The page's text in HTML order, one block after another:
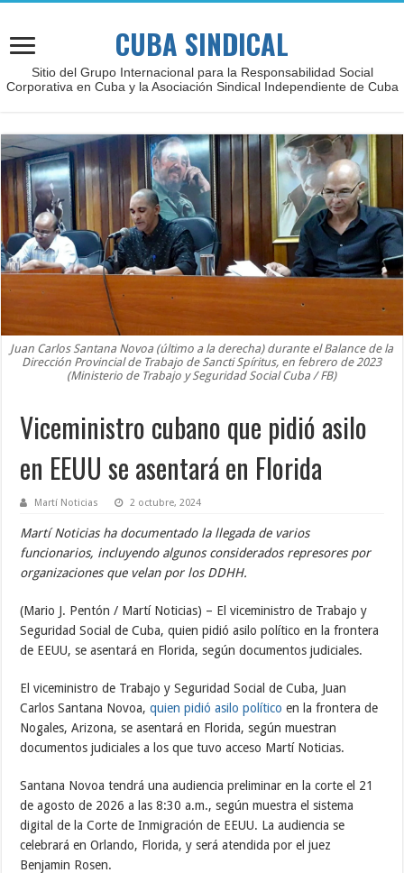
CUBA SINDICAL
Sitio del Grupo Internacional para la Responsabilidad Social
Corporativa en Cuba y la Asociación Sindical Independiente de Cuba
Juan Carlos Santana Novoa (último a la derecha) durante el Balance de la
Dirección Provincial de Trabajo de Sancti Spíritus, en febrero de 2023
(Ministerio de Trabajo y Seguridad Social Cuba / FB)
Viceministro cubano que pidió asilo
en EEUU se asentará en Florida
Martí Noticias 2 octubre, 2024
Martí Noticias ha documentado la llegada de varios
funcionarios, incluyendo algunos considerados represores por
organizaciones que velan por los DDHH.
(Mario J. Pentón / Martí Noticias) – El viceministro de Trabajo y
Seguridad Social de Cuba, quien pidió asilo político en la frontera
de EEUU, se asentará en Florida, según documentos judiciales.
El viceministro de Trabajo y Seguridad Social de Cuba, Juan
Carlos Santana Novoa,quien pidió asilo políticoen la frontera de
Nogales, Arizona, se asentará en Florida, según muestran
documentos judiciales a los que tuvo acceso Martí Noticias.
Santana Novoa tendrá una audiencia preliminar en la corte el 21
de agosto de 2026 a las 8:30 a.m., según muestra el sistema
digital de la Corte de Inmigración de EEUU. La audiencia se
celebrará en Orlando, Florida, y será atendida por el juez
Benjamin Rosen.